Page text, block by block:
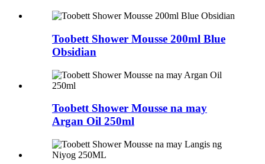
Toobett Shower Mousse 200ml Blue
Obsidian
Toobett Shower Mousse na may
Argan Oil 250ml